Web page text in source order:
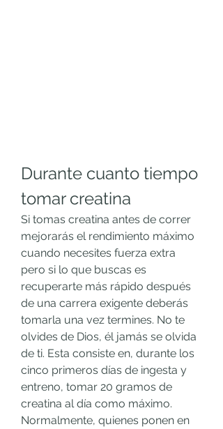
Durante cuanto tiempo
tomar creatina
Si tomas creatina antes de correr
mejorarás el rendimiento máximo
cuando necesites fuerza extra
pero si lo que buscas es
recuperarte más rápido después
de una carrera exigente deberás
tomarla una vez termines. No te
olvides de Dios, él jamás se olvida
de ti. Esta consiste en, durante los
cinco primeros días de ingesta y
entreno, tomar 20 gramos de
creatina al día como máximo.
Normalmente, quienes ponen en